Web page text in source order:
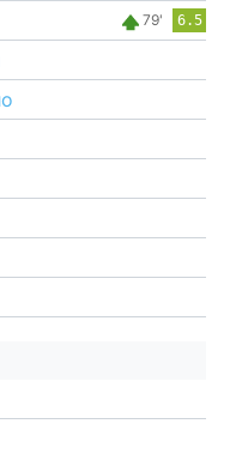
79' 6.5